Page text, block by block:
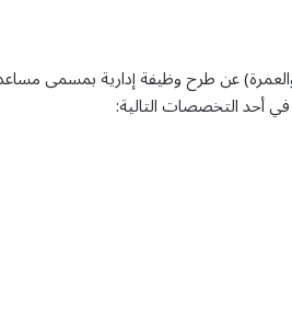
عن طرح وظيفة إدارية بمسمى